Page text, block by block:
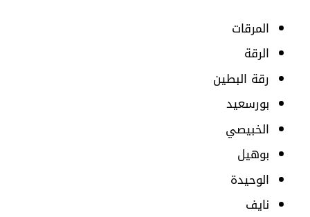
المرقات
الرقة
رقة البطين
بورسعيد
الخبيصي
بوهيل
الوحيدة
نايف